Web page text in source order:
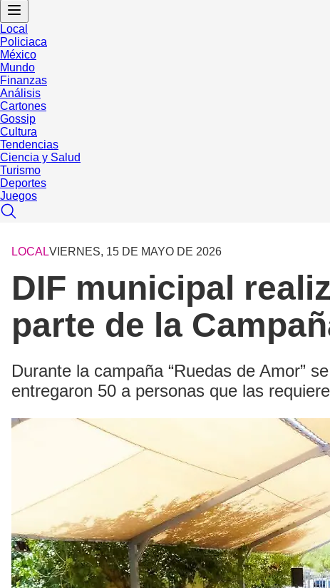
Local
Policiaca
México
Mundo
Finanzas
Análisis
Cartones
Gossip
Cultura
Tendencias
Ciencia y Salud
Turismo
Deportes
Juegos
LOCALVIERNES, 15 DE MAYO DE 2026
DIF municipal
parte de la
Durante la campaña “Ruedas de Amor”
entregaron 50 a personas que las